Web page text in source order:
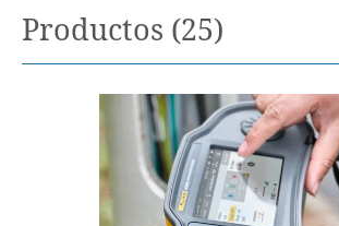
Productos (25)